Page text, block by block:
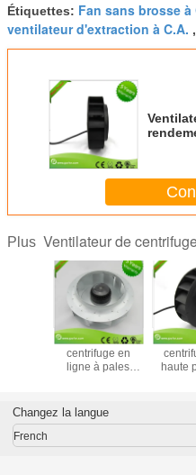
Étiquettes: Fan sans brosse à
ventilateur d'extraction à C.A. ,
Plus Ventilateur de
Ventilateur
centrifuge en
ligne à pales
de filtration FFU
280mm
haute
Changez la langue
French